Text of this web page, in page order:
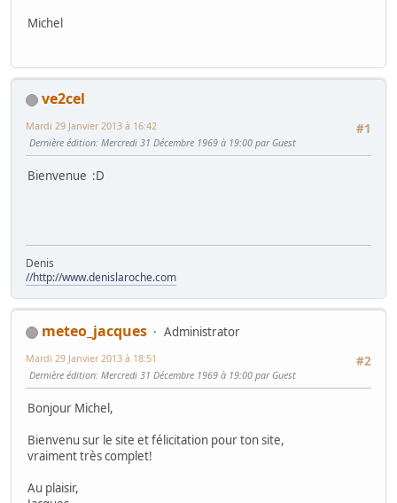
Michel
ve2cel
#1
Mardi 29 Janvier 2013 à 16:42
Dernière édition: Mercredi 31 Décembre 1969 à 19:00 par Guest
Bienvenue :D
Denis
//http://www.denislaroche.com
meteo_jacques
Administrator
#2
Mardi 29 Janvier 2013 à 18:51
Dernière édition: Mercredi 31 Décembre 1969 à 19:00 par Guest
Bonjour Michel,
Bienvenu sur le site et félicitation pour ton site,
vraiment très complet!
Au plaisir,